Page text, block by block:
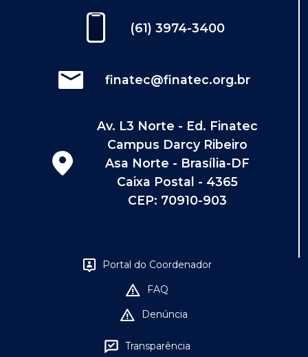
(61) 3974-3400
finatec@finatec.org.br
Av. L3 Norte - Ed. Finatec
Campus Darcy Ribeiro
Asa Norte - Brasília-DF
Caixa Postal - 4365
CEP: 70910-903
Portal do Coordenador
FAQ
Denúncia
Transparência